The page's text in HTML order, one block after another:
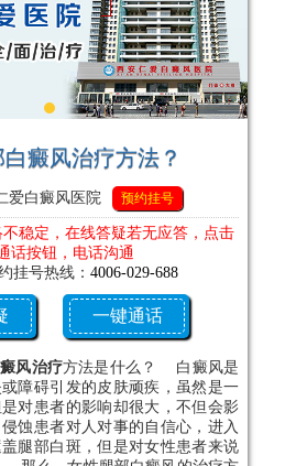
癜风治疗方法？
爱白癜风医院 预约挂号
稳定，在线答疑若无应答，点击
话按钮，电话沟通
挂号热线： 4006-029-688
一键通话
风治疗方法是什么？ 白癜风是
障碍引发的皮肤顽疾，虽然是一
对患者的影响却很大，不但会影
蚀患者对人对事的自信心，进入
腿部白斑，但是对女性患者来说